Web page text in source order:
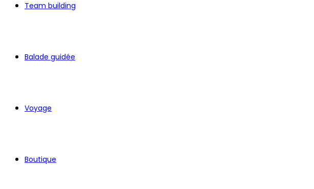
Team building
Balade guidée
Voyage
Boutique